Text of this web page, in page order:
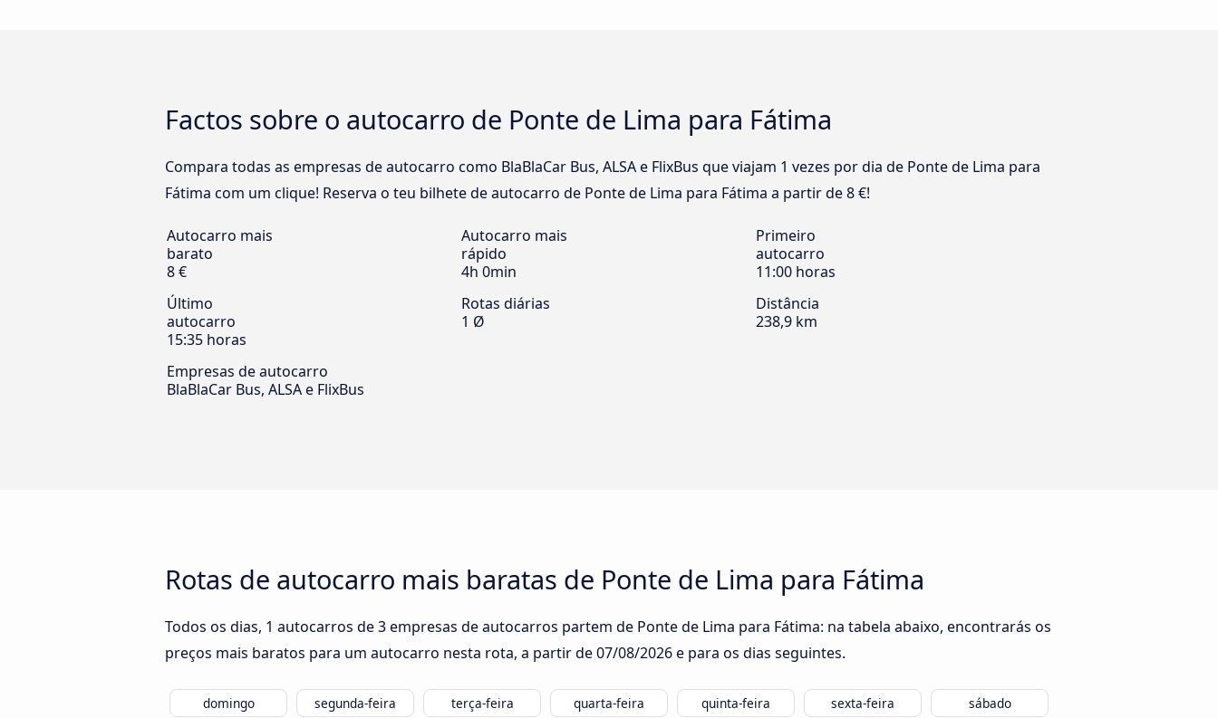
Factos sobre o autocarro de Ponte de Lima para Fátima
Compara todas as empresas de autocarro como BlaBlaCar Bus, ALSA e FlixBus que viajam 1 vezes por dia de Ponte de Lima para
Fátima com um clique! Reserva o teu bilhete de autocarro de Ponte de Lima para Fátima a partir de 8 €!
Autocarro mais
barato
8 €
Autocarro mais
rápido
4h 0min
Primeiro
autocarro
11:00 horas
Último
autocarro
15:35 horas
Rotas diárias
1 Ø
Distância
238,9 km
Empresas de autocarro
BlaBlaCar Bus, ALSA e FlixBus
Rotas de autocarro mais baratas de Ponte de Lima para Fátima
Todos os dias, 1 autocarros de 3 empresas de autocarros partem de Ponte de Lima para Fátima: na tabela abaixo, encontrarás os
preços mais baratos para um autocarro nesta rota, a partir de07/08/2026e para os dias seguintes.
domingo segunda-feira terça-feira quarta-feira quinta-feira sexta-feira sábado